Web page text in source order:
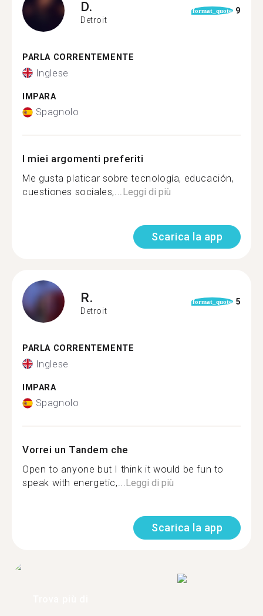
D.
Detroit
format_quote 9
PARLA CORRENTEMENTE
Inglese
IMPARA
Spagnolo
I miei argomenti preferiti
Me gusta platicar sobre tecnología, educación,
cuestiones sociales,...Leggi di più
Scarica la app
R.
Detroit
format_quote 5
PARLA CORRENTEMENTE
Inglese
IMPARA
Spagnolo
Vorrei un Tandem che
Open to anyone but I think it would be fun to
speak with energetic,...Leggi di più
Scarica la app